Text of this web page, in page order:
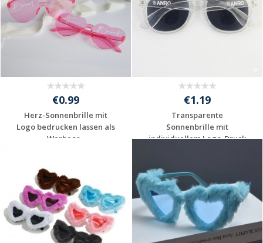
€0.99
Herz-Sonnenbrille mit
Logo bedrucken lassen als
Werbear...
€1.19
Transparente
Sonnenbrille mit
individuellem Logo-Druck